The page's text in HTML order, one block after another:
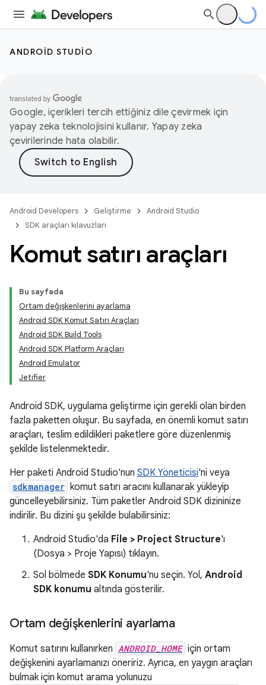
ANDROID STUDIO
Google, içerikleri tercih ettiğiniz dile çevirmek için
yapay zeka teknolojisini kullanır. Yapay zeka
çevirilerinde hata olabilir.
Android Developers Geliştirme
Android Studio
SDK araçları kılavuzları
Komut satırı araçları
Bu sayfada
Ortam değişkenlerini ayarlama
Android SDK Komut Satırı Araçları
Android SDK Build Tools
Android SDK Platform Araçları
Android Emulator
Jetifier
Android SDK, uygulama geliştirme için gerekli olan birden
fazla paketten oluşur. Bu sayfada, en önemli komut satırı
araçları, teslim edildikleri paketlere göre düzenlenmiş
şekilde listelenmektedir.
Her paketi Android Studio'nun SDK Yöneticisi'ni veya
sdkmanager komut satırı aracını kullanarak yükleyip
güncelleyebilirsiniz. Tüm paketler Android SDK dizininize
indirilir. Bu dizini şu şekilde bulabilirsiniz:
Android Studio'da File > Project Structure'ı
(Dosya > Proje Yapısı) tıklayın.
Sol bölmede SDK Konumu'nu seçin. Yol, Android
SDK konumu altında gösterilir.
Ortam değişkenlerini ayarlama
Komut satırını kullanırken ANDROID_HOME için ortam
değişkenini ayarlamanızı öneririz. Ayrıca, en yaygın araçları
bulmak için komut arama yolunuzu